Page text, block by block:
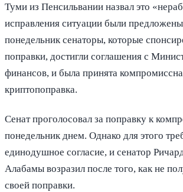
Туми из Пенсильвании назвал это
исправления ситуации были
понедельник сенаторы, которые
поправки, достигли соглашения с
финансов, и была принята
криптопоправка.
Сенат проголосовал за поправку к
понедельник днем. Однако для этого
единодушное согласие, и сенатор
Алабамы возразил после того, как не
своей поправки.